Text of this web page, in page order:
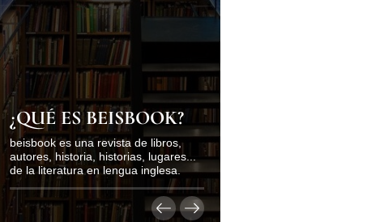
¿QUÉ ES BEISBOOK?
beisbook es una revista de libros,
autores, historia, historias, lugares...
de la literatura en lengua inglesa.